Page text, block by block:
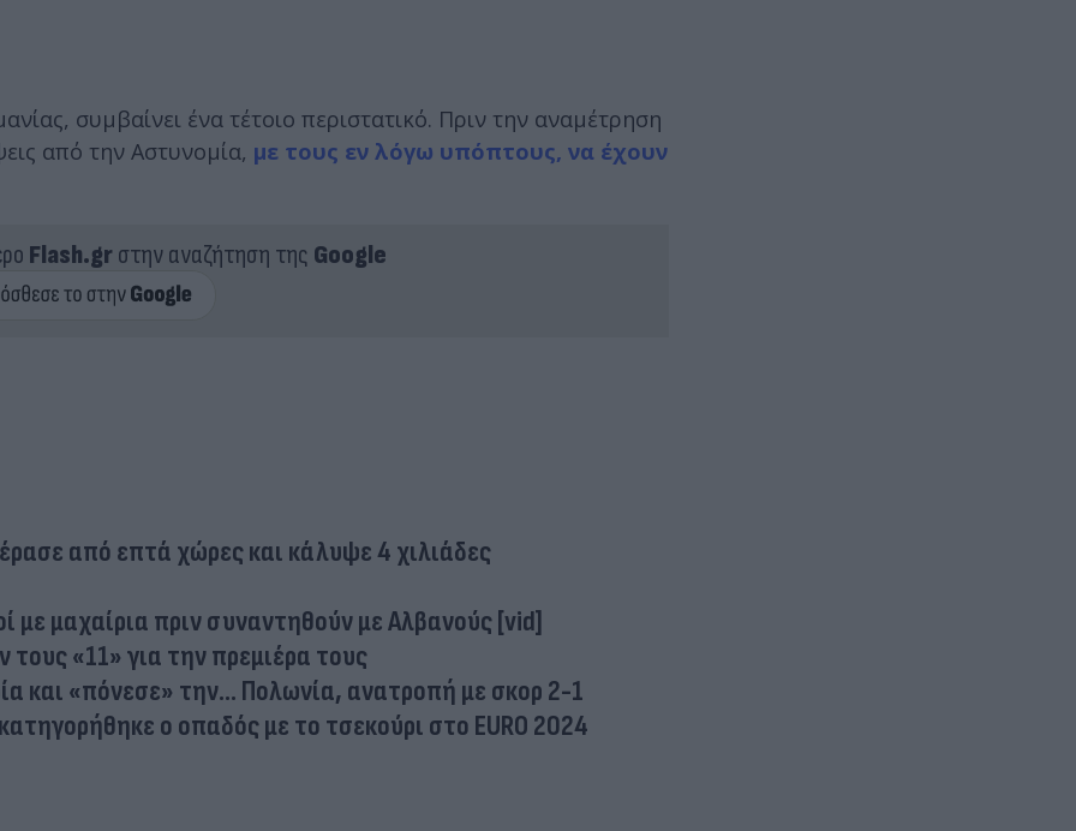
συμβαίνει ένα τέτοιο περιστατικό. Πριν την αναμέτρηση
από την Αστυνομία, με τους εν λόγω υπόπτους, να έχουν
Flash.grστην αναζήτηση της Google
από επτά χώρες και κάλυψε 4 χιλιάδες
με μαχαίρια πριν συναντηθούν με Αλβανούς [vid]
«11» για την πρεμιέρα τους
και «πόνεσε» την... Πολωνία, ανατροπή με σκορ 2-1
ο οπαδός με το τσεκούρι στο EURO 2024